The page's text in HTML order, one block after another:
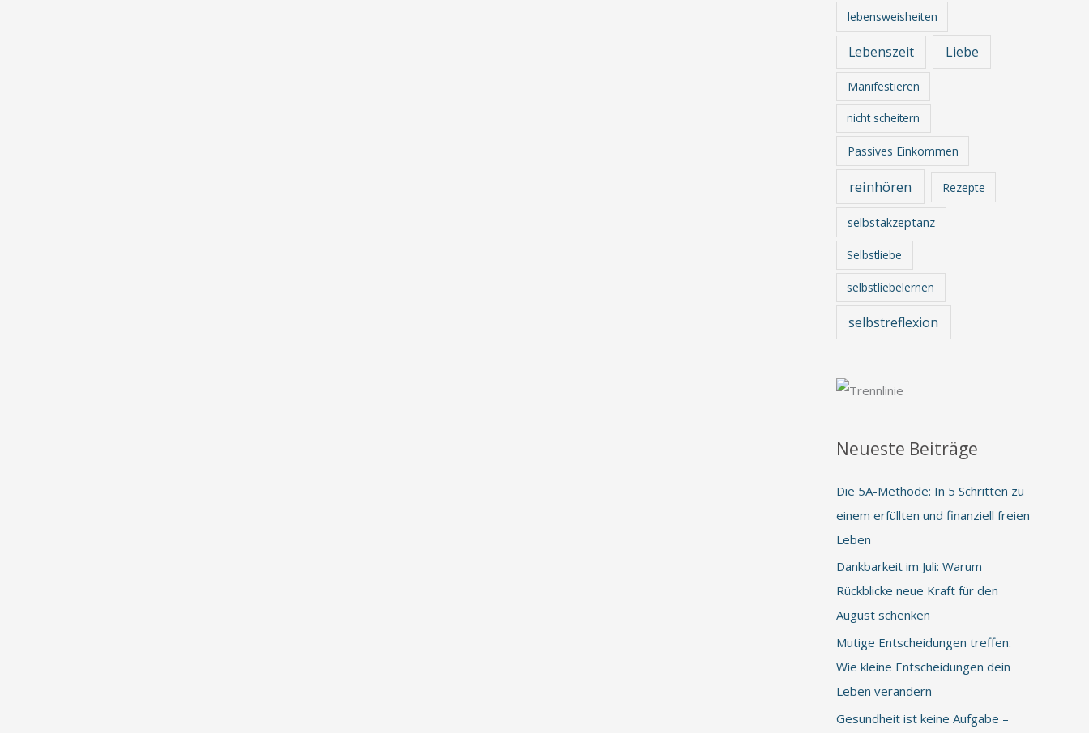
lebensweisheiten
Lebenszeit Liebe
Manifestieren
nicht scheitern
Passives Einkommen
reinhören Rezepte
selbstakzeptanz
Selbstliebe
selbstliebelernen
selbstreflexion
Neueste Beiträge
Die 5A-Methode: In 5 Schritten zu
einem erfüllten und finanziell freien
Leben
Dankbarkeit im Juli: Warum
Rückblicke neue Kraft für den
August schenken
Mutige Entscheidungen treffen:
Wie kleine Entscheidungen dein
Leben verändern
Gesundheit ist keine Aufgabe –